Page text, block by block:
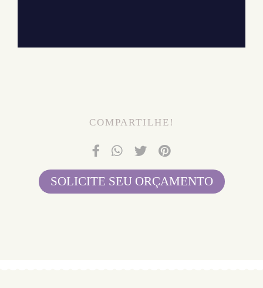
COMPARTILHE!
SOLICITE SEU ORÇAMENTO